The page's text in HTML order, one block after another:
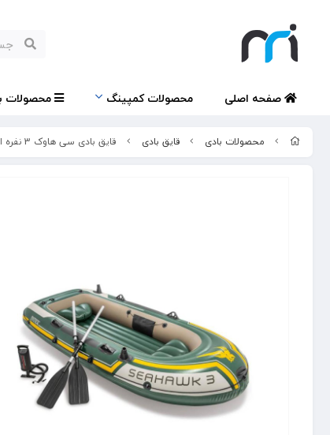
صفحه اصلی محصولات کمپینگ محصولات
محصولات بادی قایق بادی قایق بادی سی هاوک 3 نفره اینتکس مدل 68380